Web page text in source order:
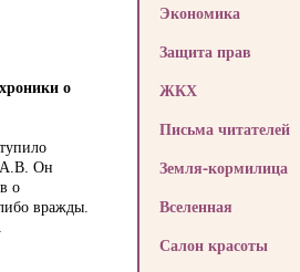
о
А.В. Он
о
вражды.
Экономика
Защита прав
ЖКХ
Письма читателей
Земля-кормилица
Вселенная
Салон красоты